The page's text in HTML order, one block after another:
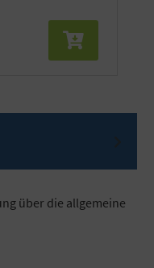
über die allgemeine